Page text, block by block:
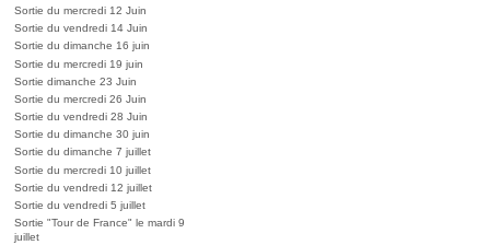
Sortie du mercredi 12 Juin
Sortie du vendredi 14 Juin
Sortie du dimanche 16 juin
Sortie du mercredi 19 juin
Sortie dimanche 23 Juin
Sortie du mercredi 26 Juin
Sortie du vendredi 28 Juin
Sortie du dimanche 30 juin
Sortie du dimanche 7 juillet
Sortie du mercredi 10 juillet
Sortie du vendredi 12 juillet
Sortie du vendredi 5 juillet
Sortie "Tour de France" le mardi 9
juillet